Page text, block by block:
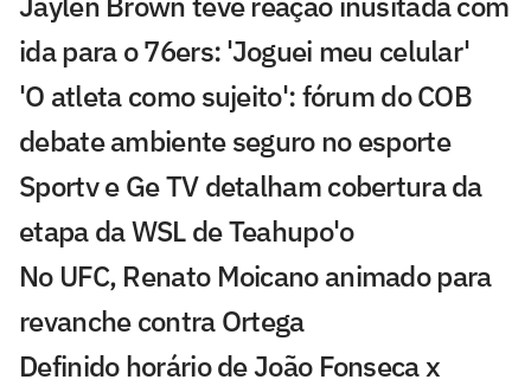
ida para o 76ers: 'Joguei meu celular'
'O atleta como sujeito': fórum do COB
debate ambiente seguro no esporte
Sportv e Ge TV detalham cobertura da
etapa da WSL de Teahupo'o
No UFC, Renato Moicano animado para
revanche contra Ortega
Definido horário de João Fonseca x